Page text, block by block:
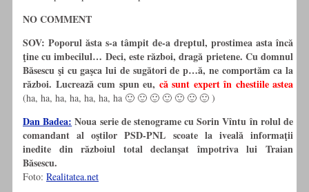
NO COMMENT
SOV: Poporul ăsta s-a tâmpit de-a dreptul, prostimea asta încă
ţine cu imbecilul… Deci, este război, dragă prietene. Cu domnul
Băsescu şi cu gaşca lui de sugători de p…ă, ne comportăm ca la
război. Lucrează cum spun eu, că sunt expert în chestiile astea
(ha, ha, ha, ha, ha, ha, ha 🙂 🙂 🙂 🙂 🙂 🙂 🙂 )
Dan Badea: Noua serie de stenograme cu Sorin Vîntu în rolul de
comandant al oştilor PSD-PNL scoate la iveală informaţii
inedite din războiul total declanşat împotriva lui Traian
Băsescu.
Foto: Realitatea.net